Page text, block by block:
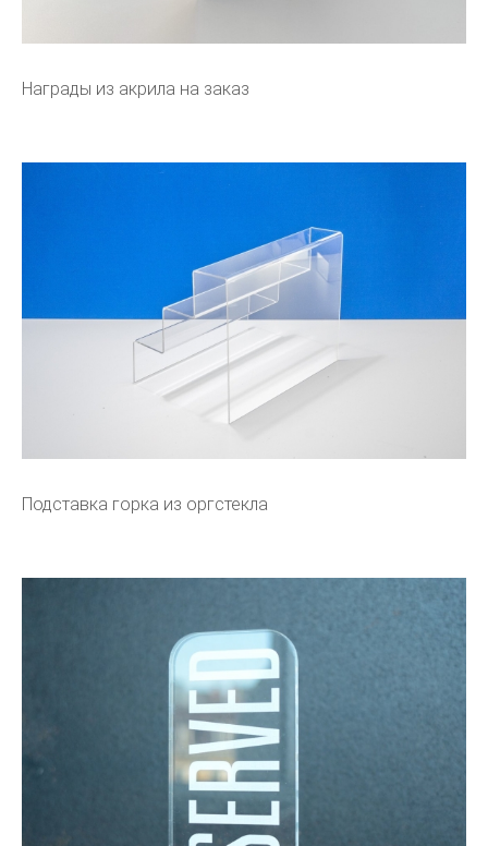
Награды из акрила на заказ
Подставка горка из оргстекла